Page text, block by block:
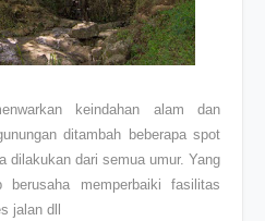
keindahan alam dan
ditambah beberapa spot
dilakukan dari semua umur. Yang
memperbaiki fasilitas
jalan dll